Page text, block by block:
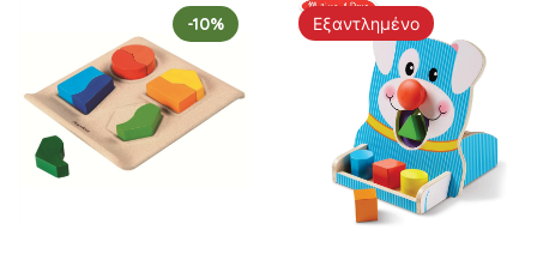
-10% Εξαντλημένο